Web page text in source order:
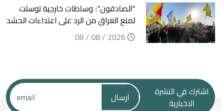
"الصادقون": وساطات خارجية توسلت
لمنع العراق من الرد على اعتداءات الحشد
اشترك في النشرة
الاخبارية
ارسال